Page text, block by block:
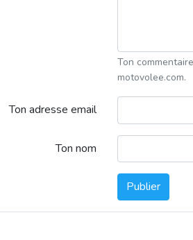
Ton
motovolee.com.
Ton adresse email
Ton nom
Publier